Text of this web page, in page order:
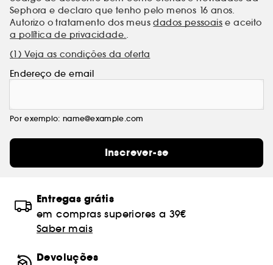
Sephora e declaro que tenho pelo menos 16 anos.
Autorizo o tratamento dos meusdados pessoais e aceito
a política de privacidade..
(1) Veja as condições da oferta
Endereço de email
Por exemplo: name@example.com
Inscrever-se
Entregas grátis
em compras superiores a 39€
Saber mais
Devoluções